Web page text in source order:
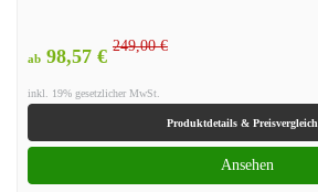
ab 98,57 € 249,00 €
inkl. 19% gesetzlicher MwSt.
Produktdetails & Preisvergleich
Ansehen